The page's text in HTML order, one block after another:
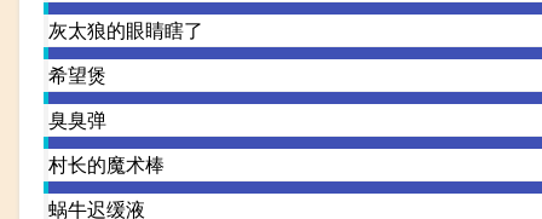
灰太狼的眼睛瞎了
希望煲
臭臭弹
村长的魔术棒
蜗牛迟缓液